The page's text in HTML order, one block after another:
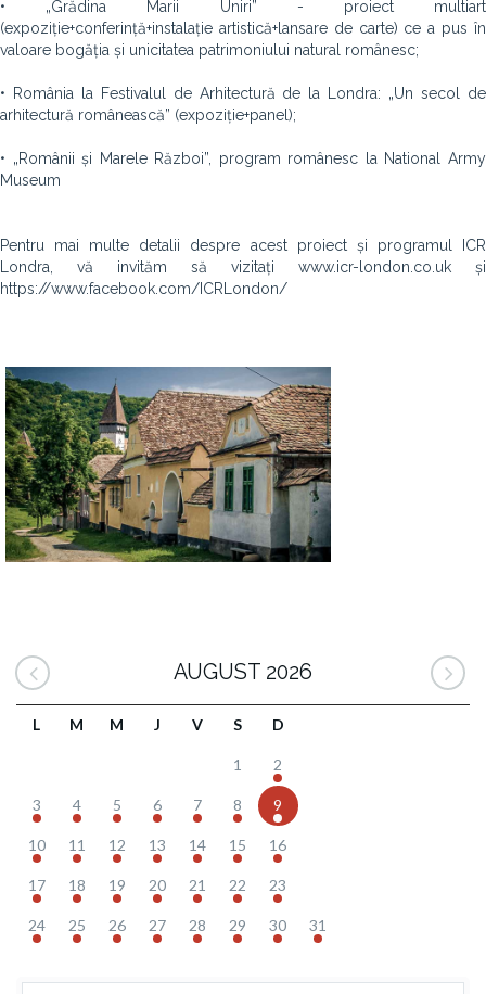
• „Grădina Marii Uniri” - proiect multiart
(expoziție+conferință+instalație artistică+lansare de carte) ce a pus în
valoare bogăția și unicitatea patrimoniului natural românesc;
• România la Festivalul de Arhitectură de la Londra: „Un secol de
arhitectură românească” (expoziție+panel);
• „Românii și Marele Război”, program românesc la National Army
Museum
Pentru mai multe detalii despre acest proiect și programul ICR
Londra, vă invităm să vizitați www.icr-london.co.uk și
https://www.facebook.com/ICRLondon/
AUGUST 2026
L M M J V S D
1 2
3 4 5 6 7 8 9
10 11 12 13 14 15 16
17 18 19 20 21 22 23
24 25 26 27 28 29 30 31